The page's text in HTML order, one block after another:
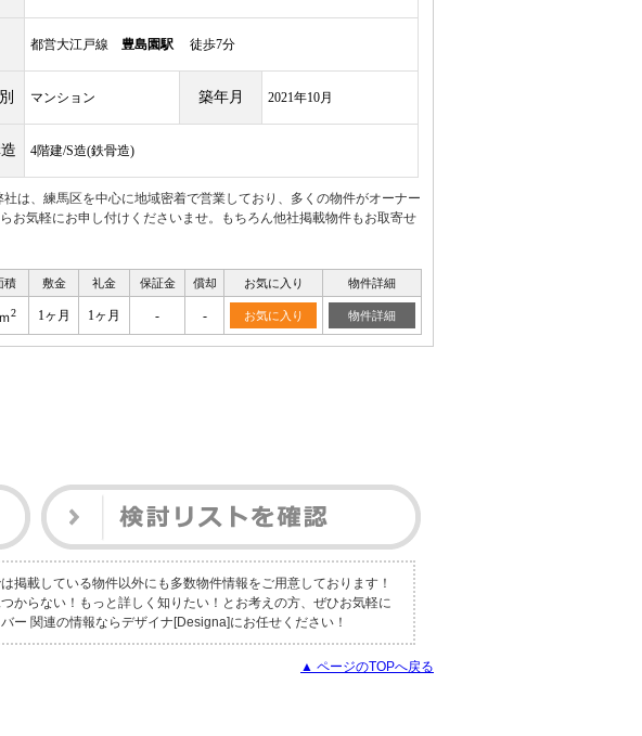
都営大江戸線 豊島園駅 徒歩7分
マンション 築年月 2021年10月
4階建/S造(鉄骨造)
は、練馬区を中心に地域密着で営業しており、多くの物件がオーナー
お気軽にお申し付けくださいませ。もちろん他社掲載物件もお取寄せ
積 敷金 礼金 保証金 償却 お気に入り 物件詳細
2 1ヶ月 1ヶ月 - - お気に入り 物件詳細
掲載している物件以外にも多数物件情報をご用意しております！
からない！もっと詳しく知りたい！とお考えの方、ぜひお気軽に
ー 関連の情報ならデザイナ[Designa]にお任せください！
▲ ページのTOPへ戻る